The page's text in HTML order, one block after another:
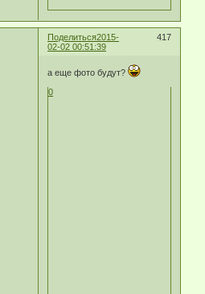
Поделиться 417
2015-
02-02 00:51:39
а еще фото будут?
0